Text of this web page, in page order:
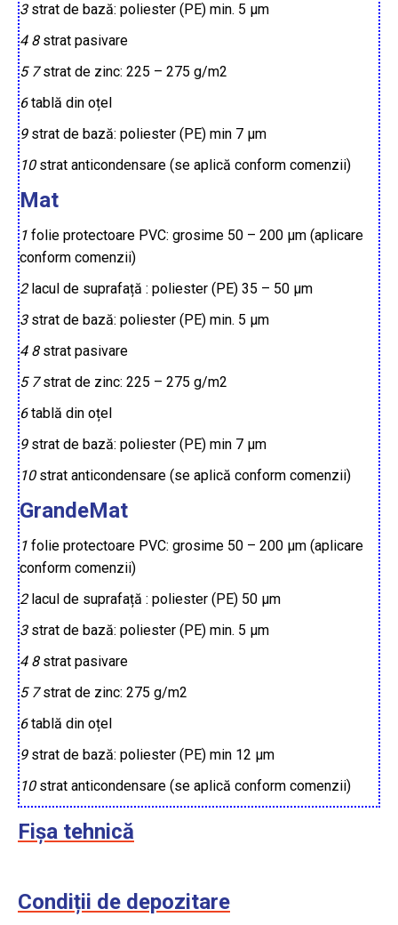
3strat de bază: poliester (PE) min. 5 µm
4 8strat pasivare
5 7strat de zinc: 225 – 275 g/m2
6tablă din oțel
9strat de bază: poliester (PE) min 7 µm
10strat anticondensare (se aplică conform comenzii)
Mat
1 folie protectoare PVC: grosime 50 – 200 µm (aplicare
conform comenzii)
2lacul de suprafață : poliester (PE) 35 – 50 µm
3strat de bază: poliester (PE) min. 5 µm
4 8strat pasivare
5 7strat de zinc: 225 – 275 g/m2
6tablă din oțel
9strat de bază: poliester (PE) min 7 µm
10strat anticondensare (se aplică conform comenzii)
GrandeMat
1 folie protectoare PVC: grosime 50 – 200 µm (aplicare
conform comenzii)
2lacul de suprafață : poliester (PE) 50 µm
3strat de bază: poliester (PE) min. 5 µm
4 8strat pasivare
5 7strat de zinc: 275 g/m2
6tablă din oțel
9strat de bază: poliester (PE) min 12 µm
10strat anticondensare (se aplică conform comenzii)
Fișa tehnică
Condiții de depozitare